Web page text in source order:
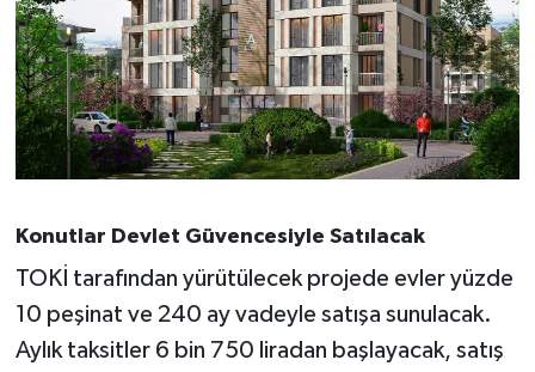
Konutlar Devlet Güvencesiyle Satılacak
TOKİ tarafından yürütülecek projede evler yüzde
10 peşinat ve 240 ay vadeyle satışa sunulacak.
Aylık taksitler 6 bin 750 liradan başlayacak, satış